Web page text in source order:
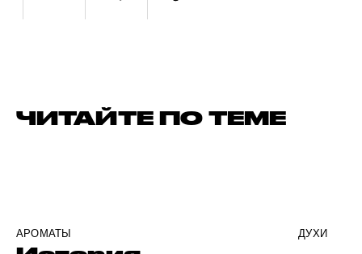
ЧИТАЙТЕ ПО ТЕМЕ
АРОМАТЫ ДУХИ